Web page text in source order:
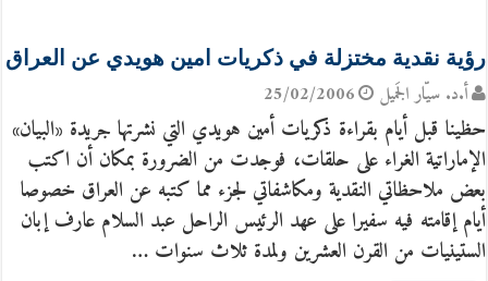
رؤية نقدية مختزلة في ذكريات امين هويدي عن العراق
أ.د. سيّار الجَميل 25/02/2006
حظينا قبل أيام بقراءة ذكريات أمين هويدي التي نشرتها جريدة «البيان»
الإماراتية الغراء على حلقات، فوجدت من الضرورة بمكان أن اكتب
بعض ملاحظاتي النقدية ومكاشفاتي لجزء مما كتبه عن العراق خصوصا
أيام إقامته فيه سفيرا على عهد الرئيس الراحل عبد السلام عارف إبان
الستينيات من القرن العشرين ولمدة ثلاث سنوات …